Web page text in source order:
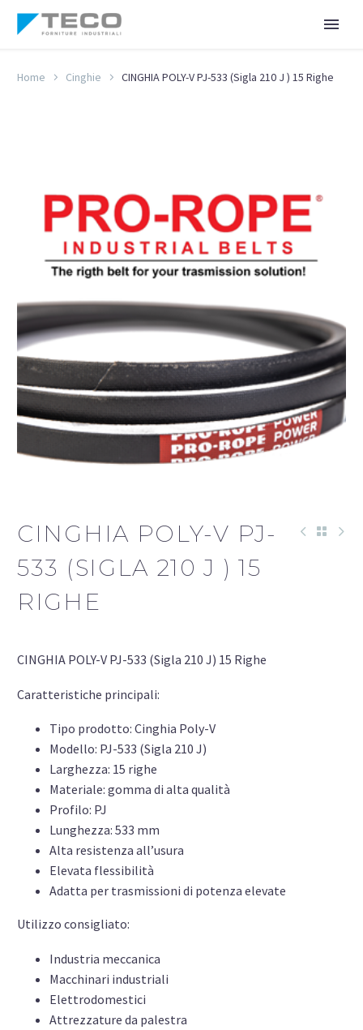
Home Cinghie CINGHIA POLY-V PJ-533 (Sigla 210 J ) 15 Righe
CINGHIA POLY-V PJ-
533 (SIGLA 210 J ) 15
RIGHE
CINGHIA POLY-V PJ-533 (Sigla 210 J) 15 Righe
Caratteristiche principali:
Tipo prodotto: Cinghia Poly-V
Modello: PJ-533 (Sigla 210 J)
Larghezza: 15 righe
Materiale: gomma di alta qualità
Profilo: PJ
Lunghezza: 533 mm
Alta resistenza all’usura
Elevata flessibilità
Adatta per trasmissioni di potenza elevate
Utilizzo consigliato:
Industria meccanica
Macchinari industriali
Elettrodomestici
Attrezzature da palestra